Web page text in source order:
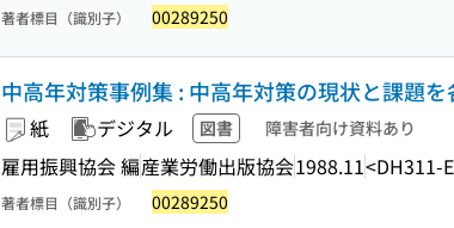
著者標目（識別子） 00289250
中高年対策事例集 : 中高年対策の現状と課題
紙 デジタル 図書 障害者向け資料あり
雇用振興協会 編産業労働出版協会1988.11<DH311-
著者標目（識別子） 00289250